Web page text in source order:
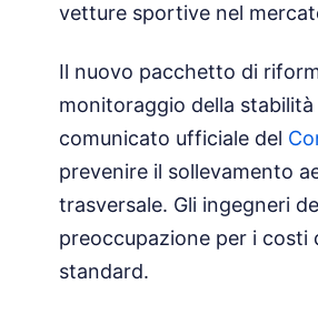
vetture sportive nel
Il nuovo pacchetto di
monitoraggio della
comunicato ufficiale del
prevenire il sollevamento
trasversale. Gli ingegneri
preoccupazione per i costi
standard.